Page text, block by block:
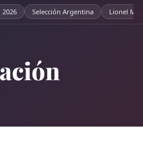
Selección Argentina Lionel